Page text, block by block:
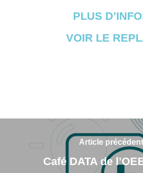
PLUS
VOIR LE
Article précédent
Café DATA de